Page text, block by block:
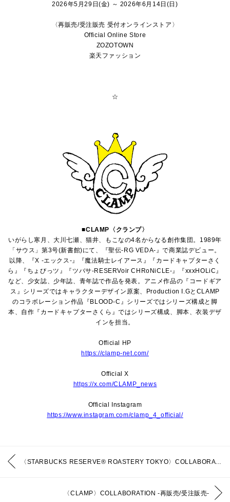
2026年5月29日(金) ～ 2026年6月14日(日)
〈再販売/受注販売 受付オンラインストア〉
Official Online Store
ZOZOTOWN
楽天ファッション
☆
■CLAMP〈クランプ〉
いがらし寒月、大川七瀬、猫井、もこなの4名からなる創作集団。1989年
「サウス」第3号(新書館)にて、『聖伝-RG VEDA-』で商業誌デビュー。
以降、『X -エックス-』『魔法騎士レイアース』『カードキャプターさく
ら』『ちょびっツ』『ツバサ-RESERVoir CHRoNiCLE-』『xxxHOLiC』
など、少女誌、少年誌、青年誌で作品を発表。アニメ作品の『コードギア
ス』シリーズではキャラクターデザイン原案、Production I.GとCLAMP
のコラボレーション作品『BLOOD-C』シリーズではシリーズ構成と脚
本、自作『カードキャプターさくら』ではシリーズ構成、脚本、衣装デザ
インを担当。
Official HP
https://clamp-net.com/
Official X
https://x.com/CLAMP_news
Official Instagram
https://www.instagram.com/clamp_4_official/
〈STARBUCKS RESERVE® ROASTERY TOKYO〉COLLABORATION
〈CLAMP〉COLLABORATION -再販売/受注販売-